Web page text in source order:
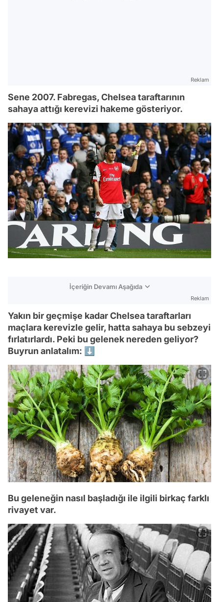
Reklam
Sene 2007. Fabregas, Chelsea taraftarının
sahaya attığı kerevizi hakeme gösteriyor.
İçeriğin Devamı Aşağıda
Reklam
Yakın bir geçmişe kadar Chelsea taraftarları
maçlara kerevizle gelir, hatta sahaya bu sebzeyi
fırlatırlardı. Peki bu gelenek nereden geliyor?
Buyrun anlatalım: ⬇️
Bu geleneğin nasıl başladığı ile ilgili birkaç farklı
rivayet var.